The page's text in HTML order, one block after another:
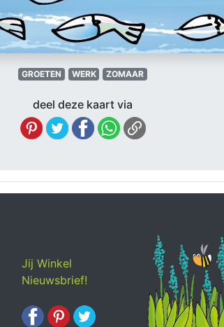
GROETEN WERK ZOMAAR
deel deze kaart via
Jij Winkel
Nieuwsbrief!